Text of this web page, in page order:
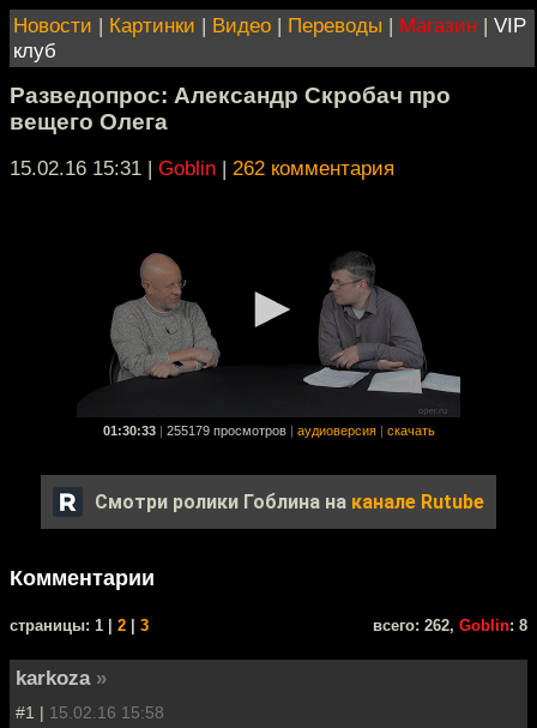
Новости | Картинки | Видео | Переводы | Магазин | VIP
клуб
Разведопрос: Александр Скробач про
вещего Олега
15.02.16 15:31 | Goblin | 262 комментария
01:30:33 255179 просмотров аудиоверсия скачать
Смотри ролики Гоблина на канале Rutube
Комментарии
cтраницы: 1 | 2 3 всего: 262, Goblin: 8
karkoza »
#1 | 15.02.16 15:58